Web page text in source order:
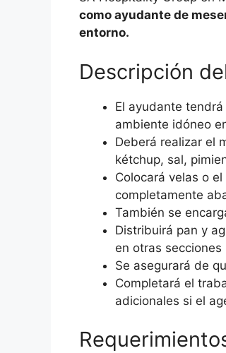
como ayudante de
entorno.
Descripción
El ayudante
ambiente idóneo
Deberá realizar el
kétchup, sal,
Colocará velas o
completamente
También se
Distribuirá pan y
en otras
Se asegurará de
Completará el
adicionales si el